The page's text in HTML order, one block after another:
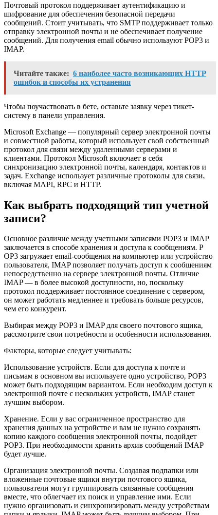
Почтовый протокол поддерживает аутентификацию и
шифрование для обеспечения безопасной передачи
сообщений. Стоит учитывать, что SMTP поддерживает только
отправку электронной почты и не обеспечивает получение
сообщений. Для получения email обычно используют POP3 и
IMAP.
Читайте также: 6 наиболее часто возникающих HTTP
ошибок и способы их устранения
Чтобы поучаствовать в бете, оставьте заявку через тикет-
систему в панели управления.
Microsoft Exchange — популярный сервер электронной почты
и совместной работы, который использует свой собственный
протокол для связи между удаленными серверами и
клиентами. Протокол Microsoft включает в себя
синхронизацию электронной почты, календаря, контактов и
задач. Exchange использует различные протоколы для связи,
включая MAPI, RPC и HTTP.
Как выбрать подходящий тип учетной
записи?
Основное различие между учетными записями POP3 и IMAP
заключается в способе хранения и доступа к сообщениям. P
OP3 загружает email-сообщения на компьютер или устройство
пользователя, IMAP позволяет получать доступ к сообщениям
непосредственно на сервере электронной почты. Отличие
IMAP — в более высокой доступности, но, поскольку
протокол поддерживает постоянное соединение с сервером,
он может работать медленнее и требовать больше ресурсов,
чем его конкурент.
Выбирая между POP3 и IMAP для своего почтового ящика,
рассмотрите свои потребности и особенности использования.
Факторы, которые следует учитывать:
Использование устройств. Если для доступа к почте и
письмам в основном вы используете одно устройство, POP3
может быть подходящим вариантом. Если необходим доступ к
электронной почте с нескольких устройств, IMAP станет
лучшим выбором.
Хранение. Если у вас ограниченное пространство для
хранения данных на устройстве и вам не нужно сохранять
копию каждого сообщения электронной почты, подойдет
POP3. При необходимости хранить архив сообщений IMAP
будет лучше.
Организация электронной почты. Создавая подпапки или
вложенные почтовые ящики внутри почтового ящика,
пользователи могут группировать связанные сообщения
вместе, что облегчает их поиск и управление ими. Если
нужно организовать и синхронизировать между устройствам